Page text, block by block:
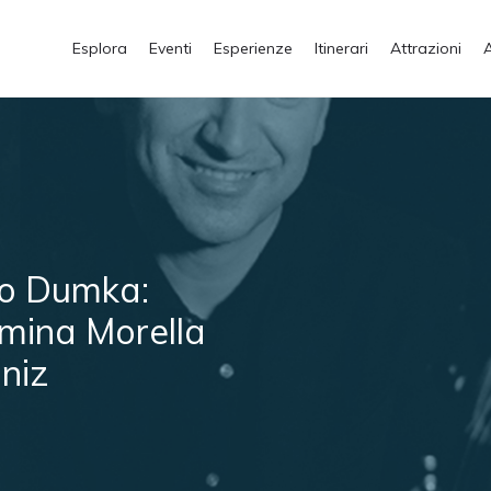
Esplora Eventi Esperienze Itinerari Attrazioni
Dumka:
Morella